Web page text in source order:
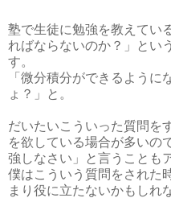
塾で生徒に勉強を教えてい
ればならないのか？」とい
す。
「微分積分ができるように
ょ？」と。
だいたいこういった質問を
を欲している場合が多いの
強しなさい」と言うことも
僕はこういう質問をされた
まり役に立たないかもしれ